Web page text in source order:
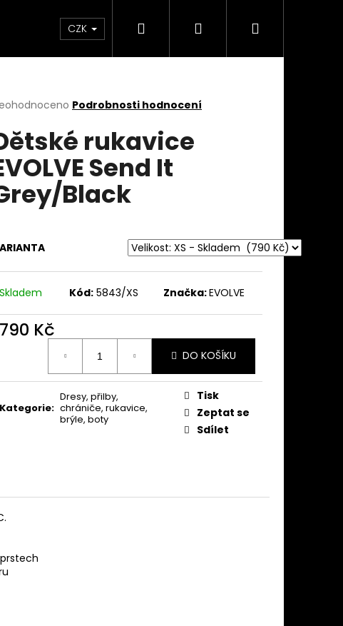
Custom stavba kola na zakázku
CZK Hledat PřihlášeníNákupní
Podrobnosti hodnocení
rukavice
Send It
Black
Skladem Kód: 5843/XS Značka:EVOLVE
790 Kč
DO KOŠÍKU
Kategorie:
Dresy, přilby,
chrániče, rukavice,
brýle, boty
Tisk
Zeptat se
Sdílet